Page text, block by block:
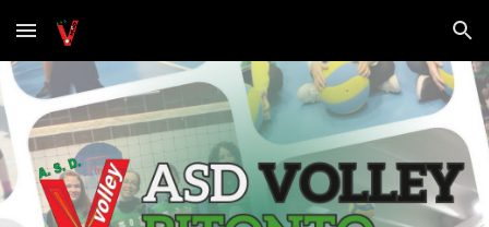
Skip to main content Skip to navigation